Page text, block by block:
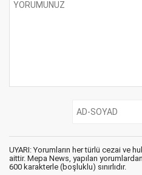
UYARI: Yorumların her türlü cezai ve
aittir. Mepa News, yapılan
600 karakterle (boşluklu) sınırlıdır.